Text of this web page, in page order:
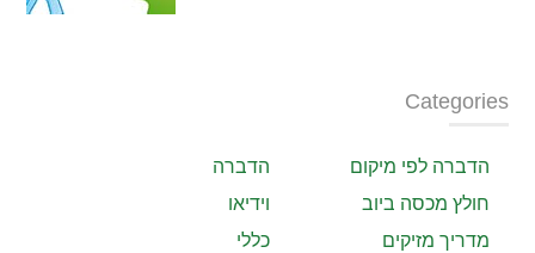
Categories
הדברה
הדברה לפי מיקום
וידיאו
חולץ מכסה ביוב
כללי
מדריך מזיקים